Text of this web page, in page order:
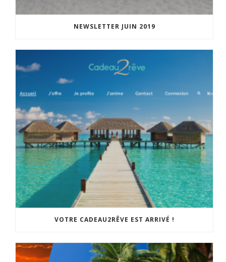
NEWSLETTER JUIN 2019
VOTRE CADEAU2RÊVE EST ARRIVÉ !